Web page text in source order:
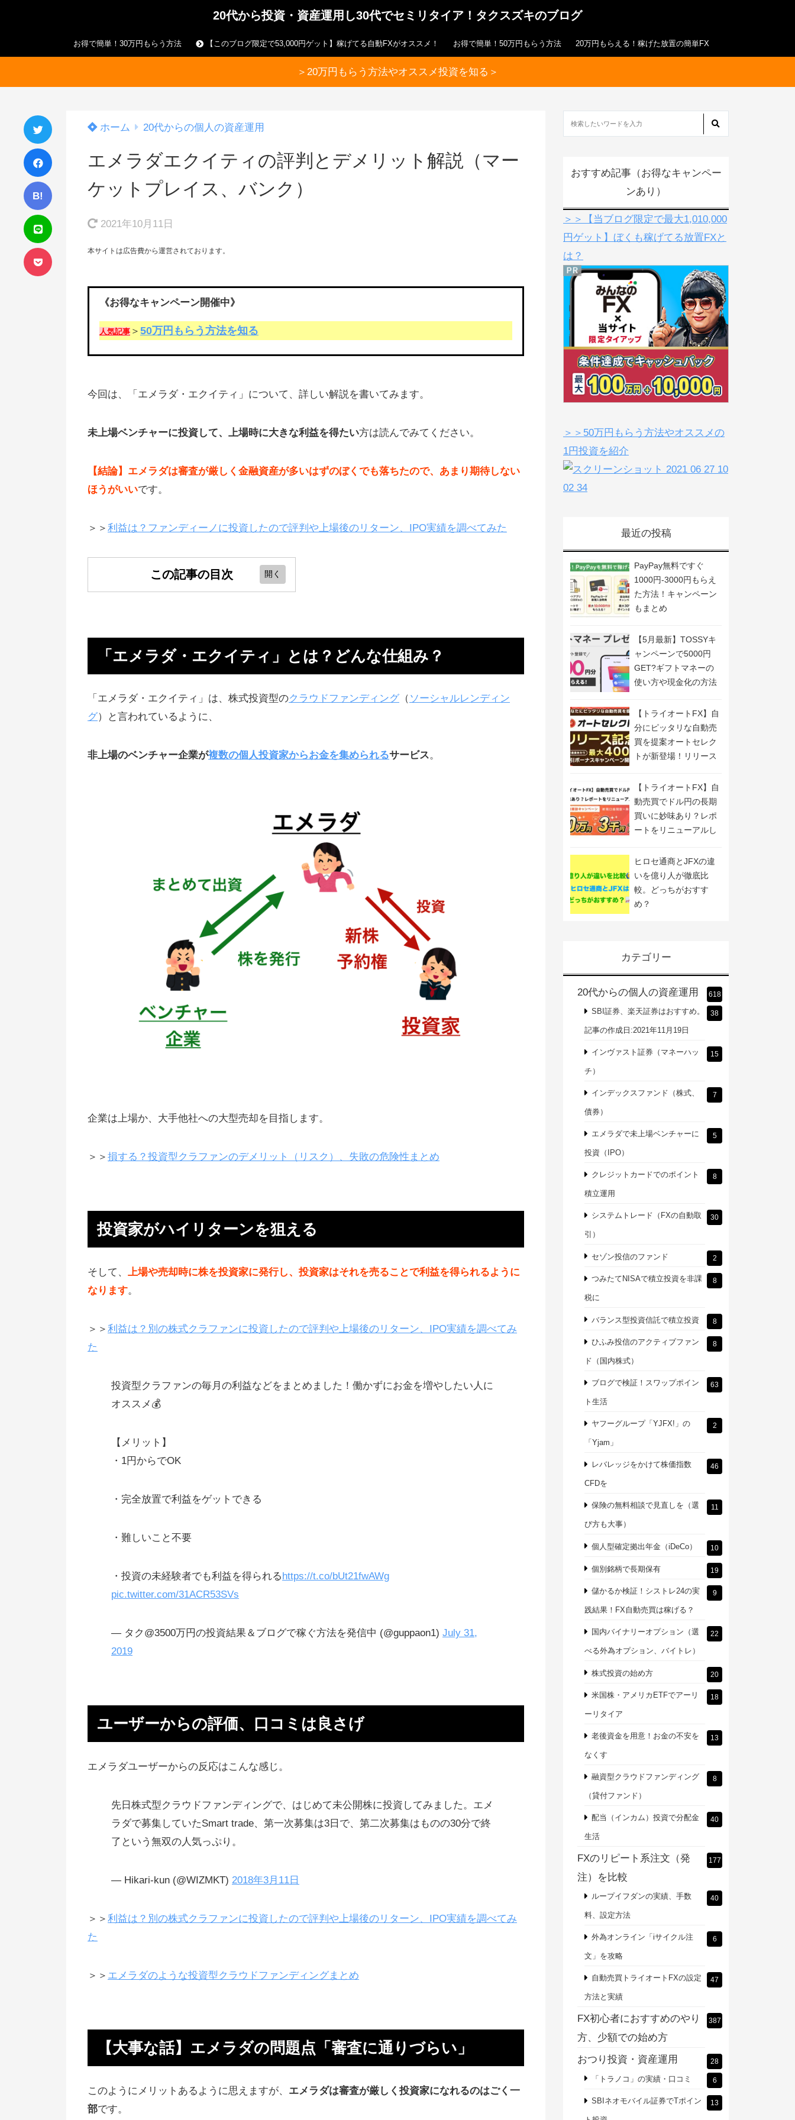
20代から投資・資産運用し30代でセミリタイア！タクスズキのブログ
お得で簡単！30万円もらう方法 【このブログ限定で53,000円ゲット】稼げてる自動FXがオススメ！ お得で簡単！50万円もらう方法 20万円もらえる！稼げた放置の簡単FX
＞20万円もらう方法やオススメ投資を知る＞
B!
ホーム 20代からの個人の資産運用
エメラダエクイティの評判とデメリット解説（マー
ケットプレイス、バンク）
2021年10月11日
本サイトは広告費から運営されております。
《お得なキャンペーン開催中》
人気記事 ＞ 50万円もらう方法を知る
今回は、「エメラダ・エクイティ」について、詳しい解説を書いてみます。
未上場ベンチャーに投資して、上場時に大きな利益を得たい方は読んでみてください。
【結論】エメラダは審査が厳しく金融資産が多いはずのぼくでも落ちたので、あまり期待しない
ほうがいいです。
＞＞ 利益は？ファンディーノに投資したので評判や上場後のリターン、IPO実績を調べてみた
この記事の目次
投資家がハイリターンを狙える
ユーザーからの評価、口コミは良さ
げ
【大事な話】エメラダの問題点「審
投資で稼ぐチャンスの多いサイトが
エメラダを使う企業側のメリット
箔がつき、その後の資金調達がしや
ベンチャー企業は厳選されている
第1号は、ビール製造メーカー
10年というタイムリミットがある
ターンを
企業の情報は都度、共有してもらえ
理）
投資家が払う手数料はなし
組み
上場や売却で初めて、株を持ち売れ
エメラダの運用実績は随時更新
ネット上の意見、感想
との比較
お金が集まりにくくなる）
エメラダで投資した後に、資金調達
があると有利な条件で株を持てる
ンディーノは中小企業へ投資
第二弾のファンドもスタート
【追記】審査に落ちたので、他の投
エメラダバンクもスタート
ハイリスク・ハイリターンな投資
他の儲かってる投資
定期預金の1万倍以上儲かる資産運用
リスク分散で手堅く利益を得る
安定収入を得る方法を知る
本当にお金が必要な会社がファンデ
「エメラダ・エクイティ」とは？どんな仕組み？
「エメラダ・エクイティ」は、株式投資型のクラウドファンディング （ ソーシャルレンディン
グ）と言われているように、
非上場のベンチャー企業が複数の個人投資家からお金を集められるサービス。
企業は上場か、大手他社への大型売却を目指します。
＞＞ 損する？投資型クラファンのデメリット（リスク）、失敗の危険性まとめ
投資家がハイリターンを狙える
そして、
上場や売却時に株を投資家に発行し、投資家はそれを売ることで利益を得られるように
なります。
＞＞ 利益は？別の株式クラファンに投資したので評判や上場後のリターン、IPO実績を調べてみ
た
投資型クラファンの毎月の利益などをまとめました！働かずにお金を増やしたい人に
オススメ💰
【メリット】
・1円からでOK
・完全放置で利益をゲットできる
・難しいこと不要
・投資の未経験者でも利益を得られるhttps://t.co/bUt21fwAWg
pic.twitter.com/31ACR53SVs
— タク@3500万円の投資結果＆ブログで稼ぐ方法を発信中 (@guppaon1) July 31,
2019
ユーザーからの評価、口コミは良さげ
エメラダユーザーからの反応はこんな感じ。
先日株式型クラウドファンディングで、はじめて未公開株に投資してみました。エメ
ラダで募集していたSmart trade、第一次募集は3日で、第二次募集はものの30分で終
了という無双の人気っぷり。
— Hikari-kun (@WIZMKT) 2018年3月11日
＞＞ 利益は？別の株式クラファンに投資したので評判や上場後のリターン、IPO実績を調べてみ
た
＞＞ エメラダのような投資型クラウドファンディングまとめ
【大事な話】エメラダの問題点「審査に通りづらい」
このようにメリットあるように思えますが、 エメラダは審査が厳しく投資家になれるのはごく一
部です。
おすすめ記事（お得なキャンペー
ンあり）
＞＞【当ブログ限定で最大1,010,000
円ゲット】ぼくも稼げてる放置FXと
は？
＞＞50万円もらう方法やオススメの
1円投資を紹介
最近の投稿
PayPay無料ですぐ
1000円-3000円もらえ
た方法！キャンペーン
もまとめ
【5月最新】TOSSYキ
ャンペーンで5000円
GET?ギフトマネーの
使い方や現金化の方法
【トライオートFX】自
分にピッタリな自動売
買を提案オートセレク
トが新登場！リリース
催！
【トライオートFX】自
動売買でドル円の長期
買いに妙味あり？レポ
ートをリニューアルし
ヒロセ通商とJFXの違
いを億り人が徹底比
較。どっちがおすす
め？
カテゴリー
20代からの個人の資産運用 618
SBI証券、楽天証券はおすすめ。
記事の作成日:2021年11月19日
38
インヴァスト証券（マネーハッ
チ）
15
インデックスファンド（株式、
債券）
7
エメラダで未上場ベンチャーに
投資（IPO）
5
クレジットカードでのポイント
積立運用
8
システムトレード（FXの自動取
引）
30
セゾン投信のファンド 2
つみたてNISAで積立投資を非課
税に
8
バランス型投資信託で積立投資 8
ひふみ投信のアクティブファン
ド（国内株式）
8
ブログで検証！スワップポイン
ト生活
63
ヤフーグループ「YJFX!」の
「Yjam」
2
レバレッジをかけて株価指数
CFDを
46
保険の無料相談で見直しを（選
び方も大事）
11
個人型確定拠出年金（iDeCo） 10
個別銘柄で長期保有 19
儲かるか検証！シストレ24の実
践結果！FX自動売買は稼げる？
9
国内バイナリーオプション（選
べる外為オプション、バイトレ）
22
株式投資の始め方 20
米国株・アメリカETFでアーリ
ーリタイア
18
老後資金を用意！お金の不安を
なくす
13
融資型クラウドファンディング
（貸付ファンド）
8
配当（インカム）投資で分配金
生活
40
FXのリピート系注文（発
注）を比較
177
ループイフダンの実績、手数
料、設定方法
40
外為オンライン「iサイクル注
文」を攻略
6
自動売買トライオートFXの設定
方法と実績
47
FX初心者におすすめのやり
方、少額での始め方
387
おつり投資・資産運用 28
「トラノコ」の実績・口コミ 6
SBIネオモバイル証券でTポイン 13